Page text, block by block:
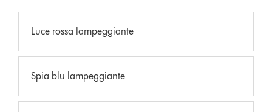
Luce rossa lampeggiante
Spia blu lampeggiante